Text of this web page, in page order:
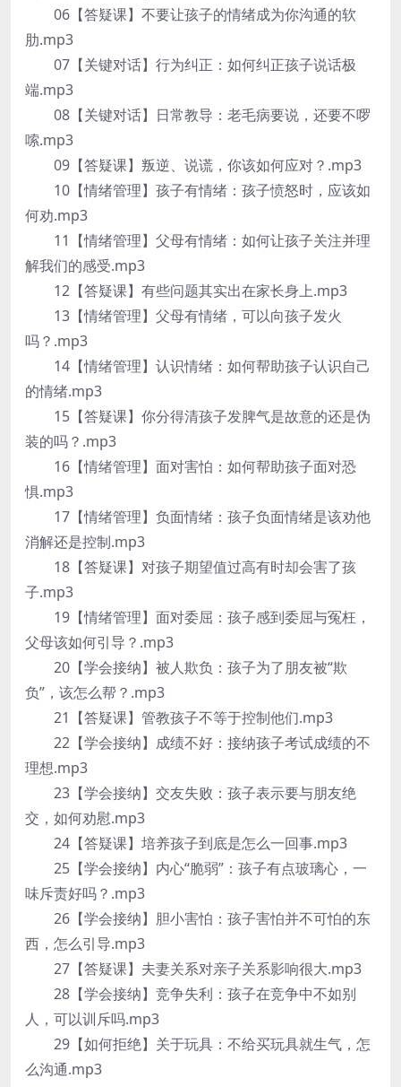
06【答疑课】不要让孩子的情绪成为你沟通的软
肋.mp3
07【关键对话】行为纠正：如何纠正孩子说话极
端.mp3
08【关键对话】日常教导：老毛病要说，还要不啰
嗦.mp3
09【答疑课】叛逆、说谎，你该如何应对？.mp3
10【情绪管理】孩子有情绪：孩子愤怒时，应该如
何劝.mp3
11【情绪管理】父母有情绪：如何让孩子关注并理
解我们的感受.mp3
12【答疑课】有些问题其实出在家长身上.mp3
13【情绪管理】父母有情绪，可以向孩子发火
吗？.mp3
14【情绪管理】认识情绪：如何帮助孩子认识自己
的情绪.mp3
15【答疑课】你分得清孩子发脾气是故意的还是伪
装的吗？.mp3
16【情绪管理】面对害怕：如何帮助孩子面对恐
惧.mp3
17【情绪管理】负面情绪：孩子负面情绪是该劝他
消解还是控制.mp3
18【答疑课】对孩子期望值过高有时却会害了孩
子.mp3
19【情绪管理】面对委屈：孩子感到委屈与冤枉，
父母该如何引导？.mp3
20【学会接纳】被人欺负：孩子为了朋友被“欺
负”，该怎么帮？.mp3
21【答疑课】管教孩子不等于控制他们.mp3
22【学会接纳】成绩不好：接纳孩子考试成绩的不
理想.mp3
23【学会接纳】交友失败：孩子表示要与朋友绝
交，如何劝慰.mp3
24【答疑课】培养孩子到底是怎么一回事.mp3
25【学会接纳】内心“脆弱”：孩子有点玻璃心，一
味斥责好吗？.mp3
26【学会接纳】胆小害怕：孩子害怕并不可怕的东
西，怎么引导.mp3
27【答疑课】夫妻关系对亲子关系影响很大.mp3
28【学会接纳】竞争失利：孩子在竞争中不如别
人，可以训斥吗.mp3
29【如何拒绝】关于玩具：不给买玩具就生气，怎
么沟通.mp3